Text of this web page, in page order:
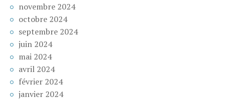
novembre 2024
octobre 2024
septembre 2024
juin 2024
mai 2024
avril 2024
février 2024
janvier 2024